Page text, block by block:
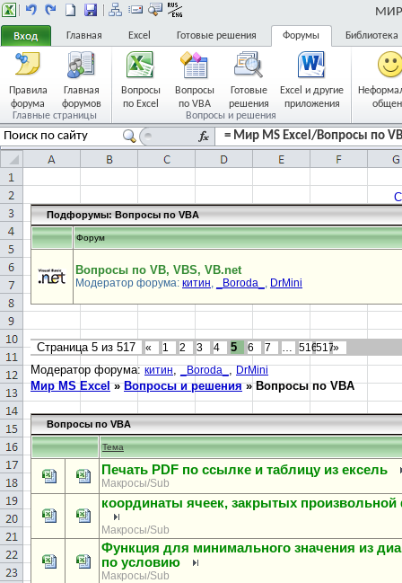
МИР
Главная Excel Готовые решения Форумы Библиотека
Правила
форума
Главная
форумов
Главные страницы
Вопросы
по Excel
Вопросы
по VBA
Готовые
решения
Excel и другие
приложения
Вопросы и решения
= Мир MS Excel/Вопросы по
Подфорумы: Вопросы по VBA
Форум
Вопросы по VB, VBS, VB.net
Модератор форума: китин, _Boroda_ , DrMini
Страница 5 из 517 « 1 2 3 4 5 6 7 … 516517»
Модератор форума:китин, _Boroda_ ,DrMini
Мир MS Excel » Вопросы и решения » Вопросы по VBA
Вопросы по VBA
Тема
Печать PDF по ссылке и таблицу из ексель
Макросы/Sub
координаты ячеек, закрытых произвольной
Макросы/Sub
Функция для минимального значения из
по условию
Макросы/Sub